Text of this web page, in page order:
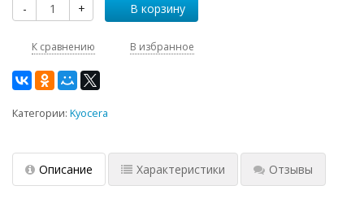
- + В корзину
К сравнению В избранное
Категории: Kyocera
Описание Характеристики Отзывы